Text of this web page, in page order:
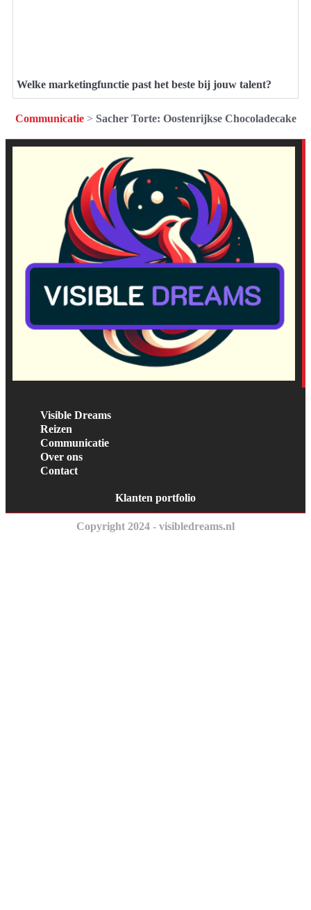
Welke marketingfunctie past het beste bij jouw talent?
Communicatie> Sacher Torte: Oostenrijkse Chocoladecake
Visible Dreams
Reizen
Communicatie
Over ons
Contact
Klanten portfolio
Copyright 2024 - visibledreams.nl